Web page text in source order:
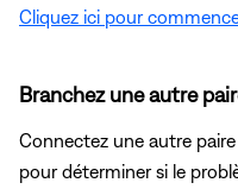
Cliquez ici pour
Branchez une autre
Connectez une autre
pour déterminer si le